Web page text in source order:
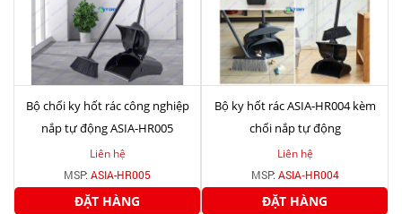
Bộ chổi ky hốt rác công nghiệp
nắp tự động ASIA-HR005
Liên hệ
MSP: ASIA-HR005
ĐẶT HÀNG
Bộ ky hốt rác ASIA‑HR004 kèm
chổi nắp tự động
Liên hệ
MSP: ASIA‑HR004
ĐẶT HÀNG